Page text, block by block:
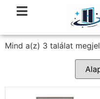
Mind a(z) 3 találat